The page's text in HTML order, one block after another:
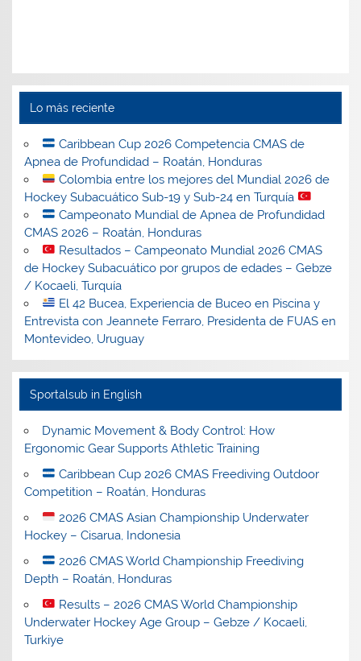
Lo más reciente
Caribbean Cup 2026 Competencia CMAS de
Apnea de Profundidad – Roatán, Honduras
Colombia entre los mejores del Mundial 2026 de
Hockey Subacuático Sub-19 y Sub-24 en Turquía
Campeonato Mundial de Apnea de Profundidad
CMAS 2026 – Roatán, Honduras
Resultados – Campeonato Mundial 2026 CMAS
de Hockey Subacuático por grupos de edades – Gebze
/ Kocaeli, Turquía
El 42 Bucea, Experiencia de Buceo en Piscina y
Entrevista con Jeannete Ferraro, Presidenta de FUAS en
Montevideo, Uruguay
Sportalsub in English
Dynamic Movement & Body Control: How
Ergonomic Gear Supports Athletic Training
Caribbean Cup 2026 CMAS Freediving Outdoor
Competition – Roatán, Honduras
2026 CMAS Asian Championship Underwater
Hockey – Cisarua, Indonesia
2026 CMAS World Championship Freediving
Depth – Roatán, Honduras
Results – 2026 CMAS World Championship
Underwater Hockey Age Group – Gebze / Kocaeli,
Turkiye